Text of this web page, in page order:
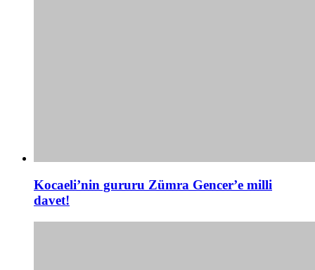
Kocaeli’nin gururu Zümra Gencer’e milli
davet!